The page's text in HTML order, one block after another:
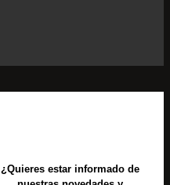
¿Quieres estar informado de